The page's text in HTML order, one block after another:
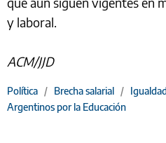
y laboral.
ACM/JJD
Política / Brecha salarial /
Argentinos por la Educación